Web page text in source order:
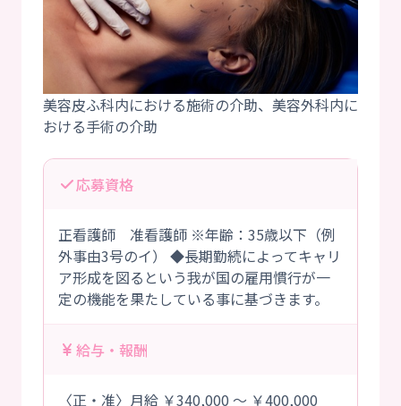
美容皮ふ科内における施術の介助、美容外科内に
応募資格
正看護師 准看護師 ※年齢：35歳以下（例
外事由3号のイ） ◆長期勤続によってキャリ
ア形成を図るという我が国の雇用慣行が一
定の機能を果たしている事に基づきます。
給与・報酬
〈正・准〉月給 ￥340,000 ～ ￥400,000